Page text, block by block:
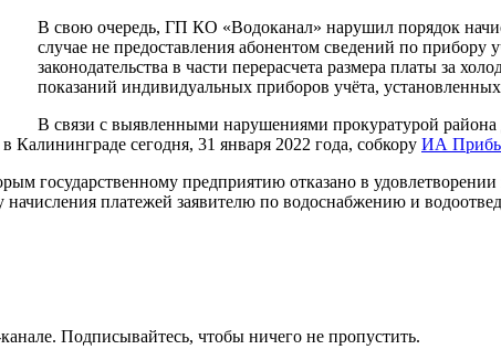
В свою очередь, ГП КО «Водоканал» нарушил порядок
случае не предоставления абонентом сведений по
законодательства в части перерасчета размера платы за
показаний индивидуальных приборов учёта,
В связи с выявленными нарушениями прокуратурой
в Калининграде сегодня, 31 января 2022 года, собкору ИА
государственному предприятию отказано в
начисления платежей заявителю по водоснабжению и
Подписывайтесь, чтобы ничего не пропустить.